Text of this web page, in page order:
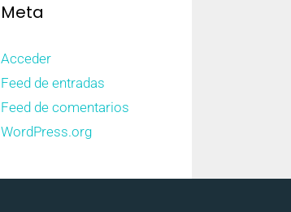
Meta
Acceder
Feed de entradas
Feed de comentarios
WordPress.org